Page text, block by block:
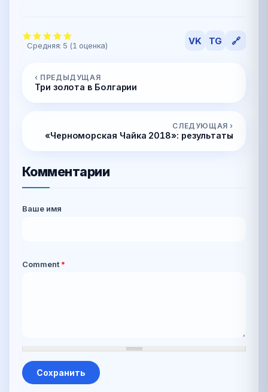
Средняя: 5 (1 оценка) VK TG 🔗
‹ ПРЕДЫДУЩАЯ
Три золота в Болгарии
СЛЕДУЮЩАЯ ›
«Черноморская Чайка 2018»: результаты
Комментарии
Ваше имя
Comment *